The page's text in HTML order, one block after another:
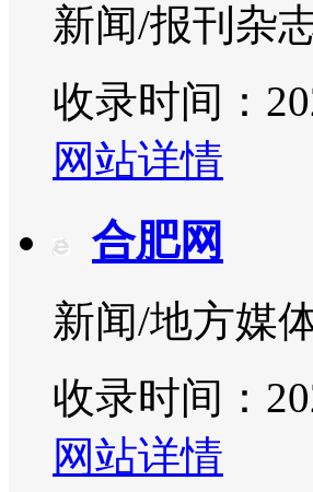
新闻/报刊杂
收录时间：
网站详情
合肥网
新闻/地方媒
收录时间：
网站详情